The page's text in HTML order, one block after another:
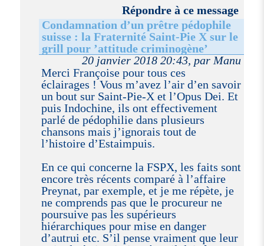
Répondre à ce message
Condamnation d’un prêtre pédophile
suisse : la Fraternité Saint-Pie X sur le
grill pour ’attitude criminogène’
20 janvier 2018 20:43, par Manu
Merci Françoise pour tous ces
éclairages ! Vous m’avez l’air d’en savoir
un bout sur Saint-Pie-X et l’Opus Dei. Et
puis Indochine, ils ont effectivement
parlé de pédophilie dans plusieurs
chansons mais j’ignorais tout de
l’histoire d’Estaimpuis.
En ce qui concerne la FSPX, les faits sont
encore très récents comparé à l’affaire
Preynat, par exemple, et je me répète, je
ne comprends pas que le procureur ne
poursuive pas les supérieurs
hiérarchiques pour mise en danger
d’autrui etc. S’il pense vraiment que leur